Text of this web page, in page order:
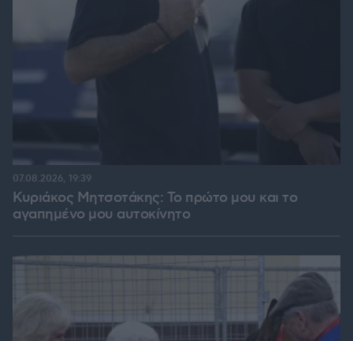
Κυριάκος Μητσοτάκης: Το πρώτο μου και το
αγαπημένο μου αυτοκίνητο
07.08.2026, 19:39